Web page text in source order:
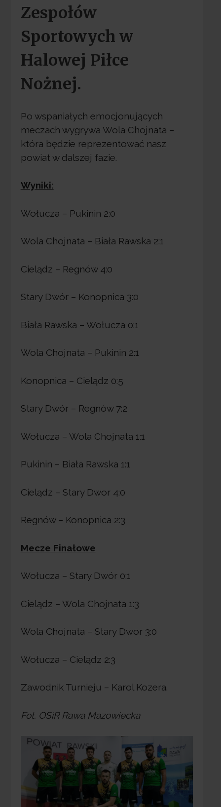
Zespołów
Sportowych w
Halowej Piłce
Nożnej.
Po wspaniałych emocjonujących
meczach wygrywa Wola Chojnata –
która będzie reprezentować nasz
powiat w dalszej fazie.
Wyniki:
Wołucza – Pukinin 2:0
Wola Chojnata – Biała Rawska 2:1
Cielądz – Regnów 4:0
Stary Dwór – Konopnica 3:0
Biała Rawska – Wołucza 0:1
Wola Chojnata – Pukinin 2:1
Konopnica – Cielądz 0:5
Stary Dwór – Regnów 7:2
Wołucza – Wola Chojnata 1:1
Pukinin – Biała Rawska 1:1
Cielądz – Stary Dwor 4:0
Regnów – Konopnica 2:3
Mecze Finałowe
Wołucza – Stary Dwór 0:1
Cielądz – Wola Chojnata 1:3
Wola Chojnata – Stary Dwor 3:0
Wołucza – Cielądz 2:3
Zawodnik Turnieju – Karol Kozera.
Fot. OSiR Rawa Mazowiecka